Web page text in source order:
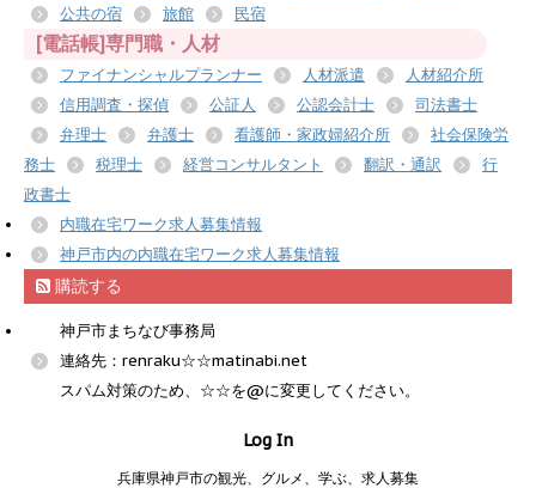
公共の宿
旅館 民宿
[電話帳]専門職・人材
ファイナンシャルプランナー 人材派遣
人材紹介所
信用調査・探偵
公証人 公認会計士
司法書士
弁理士
弁護士 看護師・家政婦紹介所
社会保険労
務士
税理士 経営コンサルタント 翻訳・通訳
行
政書士
内職在宅ワーク求人募集情報
神戸市内の内職在宅ワーク求人募集情報
購読する
神戸市まちなび事務局
連絡先：renraku☆☆matinabi.net
スパム対策のため、☆☆を@に変更してください。
Log In
兵庫県神戸市の観光、グルメ、学ぶ、求人募集